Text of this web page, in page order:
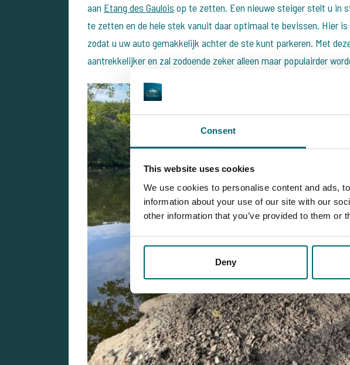
Consent
This website uses cookies
We use cookies to personalise content and ads,
information about your use of our site with our
other information that you’ve provided to them or
Deny
aan Etang des Gaulois op te zetten. Een nieuwe steiger stelt u in
te zetten en de hele stek vanuit daar optimaal te bevissen. Hier
zodat u uw auto gemakkelijk achter de ste kunt parkeren. Met
aantrekkelijker en zal zodoende zeker alleen maar populairder